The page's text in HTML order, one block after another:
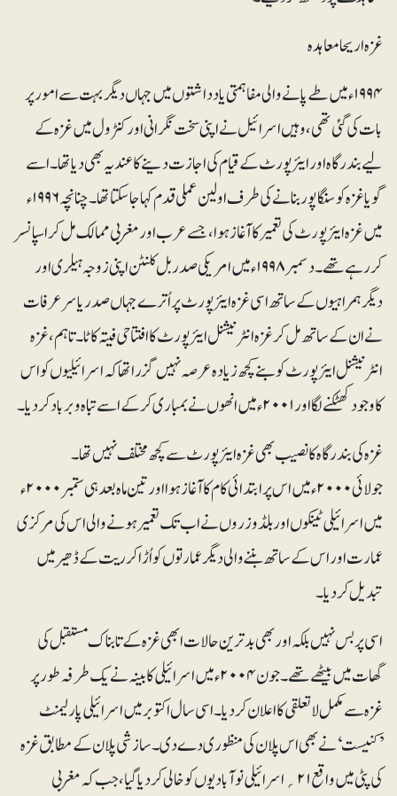
غزہ اریحا معاہدہ
۱۹۹۴ء میں طے پانے والی مفاہمتی یادداشتوں میں جہاں دیگر بہت سے امور پر
بات کی گئی تھی، وہیں اسرائیل نے اپنی سخت نگرانی اور کنٹرول میں غزہ کے
لیے بندرگاہ اور ایئرپورٹ کے قیام کی اجازت دینے کا عندیہ بھی دیا تھا۔ اسے
گویا غزہ کو سنگاپور بنانے کی طرف اولین عملی قدم کہا جاسکتا تھا۔ چنانچہ ۱۹۹۶ء
میں غزہ ایئرپورٹ کی تعمیر کا آغاز ہوا،جسے عرب اور مغربی ممالک مل کر اسپانسر
کر رہے تھے۔ دسمبر ۱۹۹۸ء میں امریکی صدر بل کلنٹن اپنی زوجہ ہیلری اور
دیگر ہمراہیوں کے ساتھ اسی غزہ ایئرپورٹ پر اُترے جہاں صدریاسر عرفات
نے ان کے ساتھ مل کر غزہ انٹرنیشنل ایئرپورٹ کا افتتاحی فیتہ کاٹا۔ تاہم، غزہ
انٹرنیشنل ایئرپورٹ کو بنے کچھ زیادہ عرصہ نہیں گزرا تھا کہ اسرائیلیوں کو اس
کا وجود کھٹکنے لگا اور ۲۰۰۱ء میں انھوں نے بمباری کر کے اسے تباہ و برباد کر دیا۔
غزہ کی بندرگاہ کا نصیب بھی غزہ ایئرپورٹ سے کچھ مختلف نہیں تھا۔
جولائی ۲۰۰۰ء میں اس پر ابتدائی کام کا آغاز ہوا اور تین ماہ بعد ہی ستمبر ۲۰۰۰ء
میں اسرائیلی ٹینکوں اور بلڈوزروں نے اب تک تعمیر ہونے والی اس کی مرکز ی
عمارت اور اس کے ساتھ بننے والی دیگر عمارتوں کو اُڑا کر ریت کے ڈھیر میں
تبدیل کردیا۔
اسی پر بس نہیں بلکہ اور بھی بدترین حالات ابھی غزہ کے تابناک مستقبل کی
گھات میں بیٹھے تھے۔ جون ۲۰۰۴ء میں اسرائیلی کابینہ نے یک طرفہ طور پر
غزہ سے مکمل لاتعلقی کا اعلان کردیا۔ اسی سال اکتوبر میں اسرائیلی پارلیمنٹ
’کنیست‘ نے بھی اس پلان کی منظوری دے دی۔ سازشی پلان کے مطابق غزہ
کی پٹی میں واقع ۲۱؍ اسرائیلی نوآبادیوں کوخالی کردیا گیا،جب کہ مغربی